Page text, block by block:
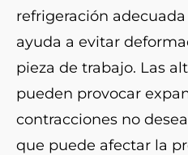
refrigeración
ayuda a evitar
pieza de trabajo. Las
pueden provocar
contracciones no
que puede afectar la